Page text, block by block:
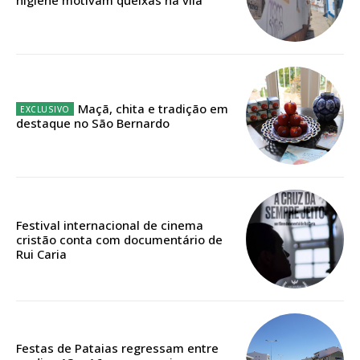
Edição em papel entregue à Quinta-feira em sua
casa
Escolha o plano
Maçã, chita e tradição em
destaque no São Bernardo
Festival internacional de cinema
cristão conta com documentário de
Rui Caria
Festas de Pataias regressam entre